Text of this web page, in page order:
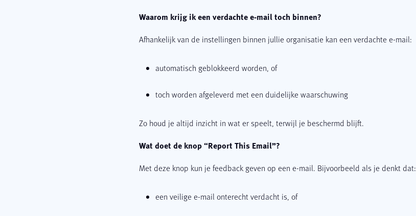
Waarom krijg ik een verdachte e-mail toch binnen?
Afhankelijk van de instellingen binnen jullie organisatie kan een verdachte e-mail:
automatisch geblokkeerd worden, of
toch worden afgeleverd met een duidelijke waarschuwing
Zo houd je altijd inzicht in wat er speelt, terwijl je beschermd blijft.
Wat doet de knop “Report This Email”?
Met deze knop kun je feedback geven op een e-mail. Bijvoorbeeld als je denkt dat:
een veilige e-mail onterecht verdacht is, of